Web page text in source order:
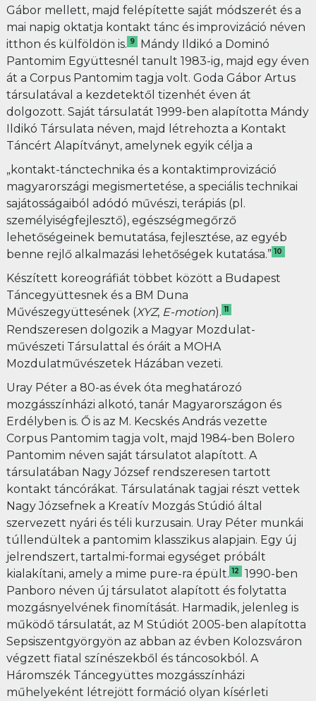
Gábor mellett, majd felépítette saját módszerét és a
mai napig oktatja kontakt tánc és improvizáció néven
itthon és külföldön is. 9
Mándy Ildikó a Dominó
Pantomim Együttesnél tanult 1983-ig, majd egy éven
át a Corpus Pantomim tagja volt. Goda Gábor Artus
társulatával a kezdetektől tizenhét éven át
dolgozott. Saját társulatát 1999-ben alapította Mándy
Ildikó Társulata néven, majd létrehozta a Kontakt
Táncért Alapítványt, amelynek egyik célja a
„kontakt-tánctechnika és a kontaktimprovizáció
magyarországi megismertetése, a speciális technikai
sajátosságaiból adódó művészi, terápiás (pl.
személyiségfejlesztő), egészségmegőrző
lehetőségeinek bemutatása, fejlesztése, az egyéb
benne rejlő alkalmazási lehetőségek kutatása.” 10
Készített koreográfiát többet között a Budapest
Táncegyüttesnek és a BM Duna
Művészegyüttesének (XYZ, E-motion). 11
Rendszeresen dolgozik a Magyar Mozdulat-
művészeti Társulattal és óráit a MOHA
Mozdulatművészetek Házában vezeti.
Uray Péter a 80-as évek óta meghatározó
mozgásszínházi alkotó, tanár Magyarországon és
Erdélyben is. Ő is az M. Kecskés András vezette
Corpus Pantomim tagja volt, majd 1984-ben Bolero
Pantomim néven saját társulatot alapított. A
társulatában Nagy József rendszeresen tartott
kontakt táncórákat. Társulatának tagjai részt vettek
Nagy Józsefnek a Kreatív Mozgás Stúdió által
szervezett nyári és téli kurzusain. Uray Péter munkái
túllendültek a pantomim klasszikus alapjain. Egy új
jelrendszert, tartalmi-formai egységet próbált
kialakítani, amely a mime pure-ra épült. 12
1990-ben
Panboro néven új társulatot alapított és folytatta
mozgásnyelvének finomítását. Harmadik, jelenleg is
működő társulatát, az M Stúdiót 2005-ben alapította
Sepsiszentgyörgyön az abban az évben Kolozsváron
végzett fiatal színészekből és táncosokból. A
Háromszék Táncegyüttes mozgásszínházi
műhelyeként létrejött formáció olyan kísérleti